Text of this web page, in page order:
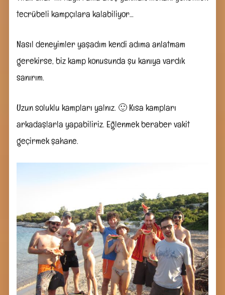
tecrübeli kampçılara kalabiliyor…
Nasıl deneyimler yaşadım kendi adıma anlatmam
gerekirse, biz kamp konusunda şu kanıya vardık
sanırım.
Uzun soluklu kampları yalnız. 🙂 Kısa kampları
arkadaşlarla yapabiliriz. Eğlenmek beraber vakit
geçirmek şahane.